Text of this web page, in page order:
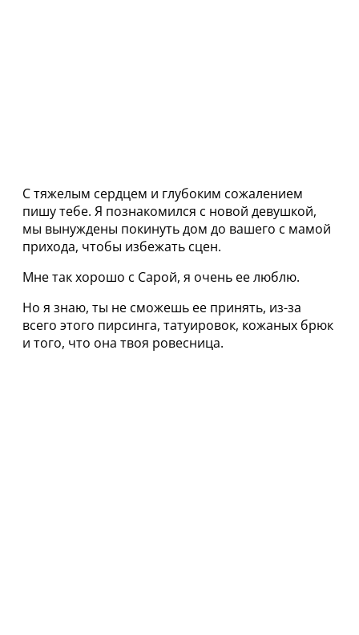
С тяжелым сердцем и глубоким сожалением
пишу тебе. Я познакомился с новой девушкой,
мы вынуждены покинуть дом до вашего с мамой
прихода, чтобы избежать сцен.
Мне так хорошо с Сарой, я очень ее люблю.
Но я знаю, ты не сможешь ее принять, из-за
всего этого пирсинга, татуировок, кожаных брюк
и того, что она твоя ровесница.